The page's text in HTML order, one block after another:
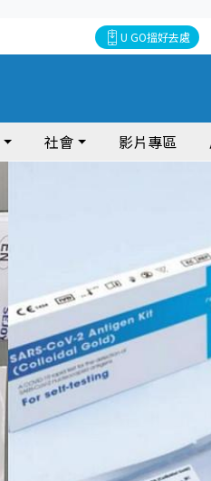
U GO搵好去處
社會 影片專區